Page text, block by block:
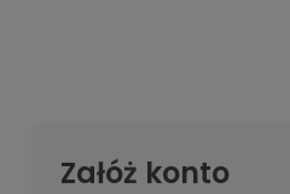
Załóż konto